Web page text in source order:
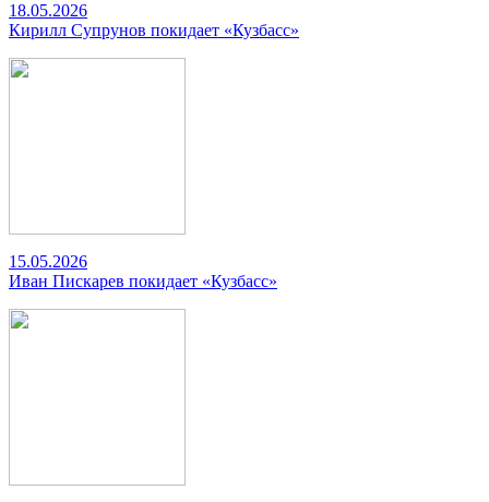
18.05.2026
Кирилл Супрунов покидает «Кузбасс»
15.05.2026
Иван Пискарев покидает «Кузбасс»